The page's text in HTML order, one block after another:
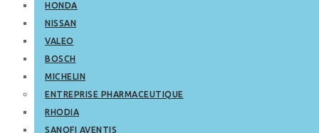
HONDA
NISSAN
VALEO
BOSCH
MICHELIN
ENTREPRISE PHARMACEUTIQUE
RHODIA
SANOFI AVENTIS